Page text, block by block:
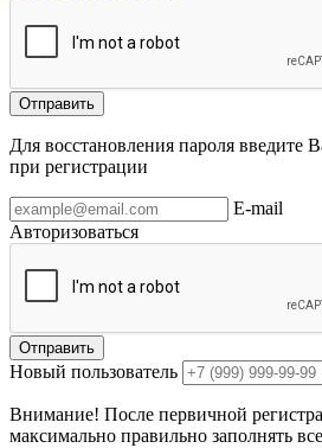
Отправить
Для восстановления пароля введите
при регистрации
E-mail
Авторизоваться
Отправить
Новый пользователь
Внимание! После первичной
максимально правильно заполнять